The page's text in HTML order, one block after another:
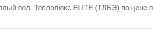
пол Теплолюкс ELITE (ТЛБЭ) по цене